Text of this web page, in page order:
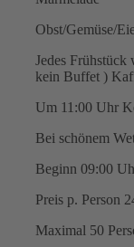
Obst/Gemüse/
Jedes
kein Buffet )
Um 11:00 Uhr
Bei schönem
Beginn 09:00
Preis p. Person
Maximal 50